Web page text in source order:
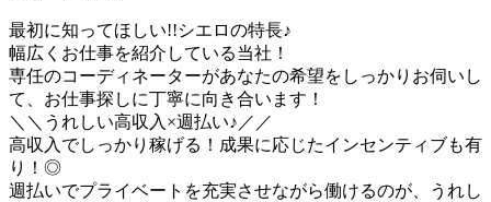
最初に知ってほしい!!シエロの特長♪
幅広くお仕事を紹介している当社！
専任のコーディネーターがあなたの希望をしっかりお伺いし
て、お仕事探しに丁寧に向き合います！
＼＼うれしい高収入×週払い♪／／
高収入でしっかり稼げる！成果に応じたインセンティブも有
り！◎
週払いでプライベートを充実させながら働けるのが、うれし